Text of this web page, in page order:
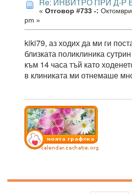
« Отговор #733 -:
pm »
kiki79, аз ходих да ми ги
близката поликлиника
към 14 часа тъй като
в клиниката ми отнемаше